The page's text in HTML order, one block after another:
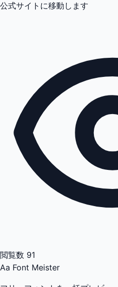
公式サイトに移動します
閲覧数 91
Aa Font Meister